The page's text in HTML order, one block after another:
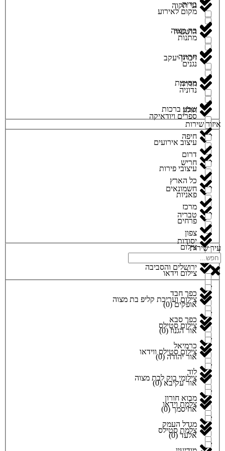
מקום לאירוע
מתנות
נגנים
נדוניה
ספרים ויודאיקה
עיצוב אירועים
עיצובי פירות
פאניות
פרחים
צילום
צילום וידאו
צילום ועריכת קליפ בת מצוה
צילום סטילס
צילום סטילס ווידאו
צילומי בוק לבת מצוה
צלמת וידאו
צלמת סטילס
גני תקוה
הושעיה
זיכרון יעקב
חדרה
חולון
חיפה
חריש
חשמונאים
טבריה
יסודות
ירושלים והסביבה
כפר חבד
כפר סבא
כרמיאל
לוד
מבוא חורון
מגדל העמק
ברית
בת מצוה
חתונה
מסיבות
שבע ברכות
איזור שירות
דרום
כל הארץ
מרכז
צפון
עיר שירות
אופקים(
0
)
אור הגנוז(
0
)
אור יהודה(
0
)
אור עקיבא(
0
)
אחיסמך (
0
)
אלעד (
0
)